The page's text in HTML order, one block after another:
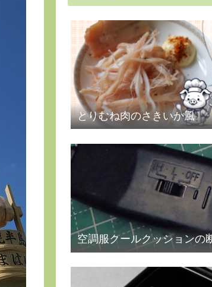
とりむね肉のさきいか風
空調服クールクッションの